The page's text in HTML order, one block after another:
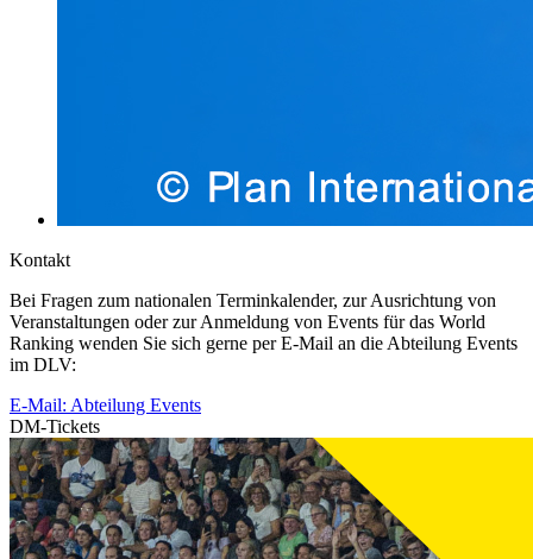
Kontakt
Bei Fragen zum nationalen Terminkalender, zur Ausrichtung von
Veranstaltungen oder zur Anmeldung von Events für das World
Ranking wenden Sie sich gerne per E-Mail an die Abteilung Events
im DLV:
E-Mail: Abteilung Events
DM-Tickets